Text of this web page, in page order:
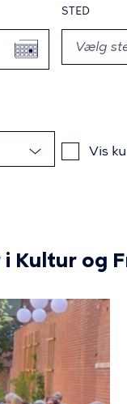
Kultur og
STED
Vis